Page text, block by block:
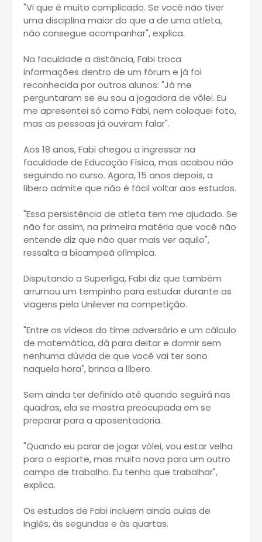
"Vi que é muito complicado. Se você não tiver
uma disciplina maior do que a de uma atleta,
não consegue acompanhar", explica.
Na faculdade a distância, Fabi troca
informações dentro de um fórum e já foi
reconhecida por outros alunos: "Já me
perguntaram se eu sou a jogadora de vôlei. Eu
me apresentei só como Fabi, nem coloquei foto,
mas as pessoas já ouviram falar".
Aos 18 anos, Fabi chegou a ingressar na
faculdade de Educação Física, mas acabou não
seguindo no curso. Agora, 15 anos depois, a
líbero admite que não é fácil voltar aos estudos.
"Essa persistência de atleta tem me ajudado. Se
não for assim, na primeira matéria que você não
entende diz que não quer mais ver aquilo",
ressalta a bicampeã olímpica.
Disputando a Superliga, Fabi diz que também
arrumou um tempinho para estudar durante as
viagens pela Unilever na competição.
"Entre os vídeos do time adversário e um cálculo
de matemática, dá para deitar e dormir sem
nenhuma dúvida de que você vai ter sono
naquela hora", brinca a líbero.
Sem ainda ter definido até quando seguirá nas
quadras, ela se mostra preocupada em se
preparar para a aposentadoria.
"Quando eu parar de jogar vôlei, vou estar velha
para o esporte, mas muito nova para um outro
campo de trabalho. Eu tenho que trabalhar",
explica.
Os estudos de Fabi incluem ainda aulas de
Inglês, às segundas e às quartas.